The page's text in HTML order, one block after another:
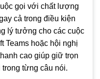
gọi với chất lượng
cả trong điều kiện
lý tưởng cho các cuộc
Teams hoặc hội nghị
cao giúp giữ trọn
từng câu nói.